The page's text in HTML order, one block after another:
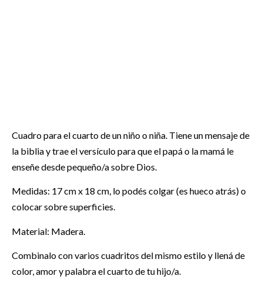
Cuadro para el cuarto de un niño o niña. Tiene un mensaje de
la biblia y trae el versículo para que el papá o la mamá le
enseñe desde pequeño/a sobre Dios.
Medidas: 17 cm x 18 cm, lo podés colgar (es hueco atrás) o
colocar sobre superficies.
Material: Madera.
Combinalo con varios cuadritos del mismo estilo y llená de
color, amor y palabra el cuarto de tu hijo/a.